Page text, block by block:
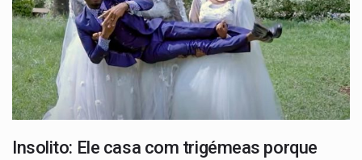
Insolito: Ele casa com trigémeas porque